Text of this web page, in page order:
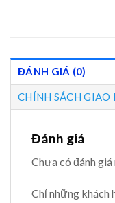
ĐÁNH GIÁ (0)
CHÍNH SÁCH GIAO
Đánh giá
Chưa có đánh giá
Chỉ những khách